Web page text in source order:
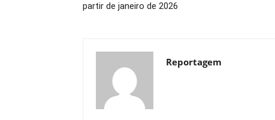
partir de janeiro de 2026
Reportagem